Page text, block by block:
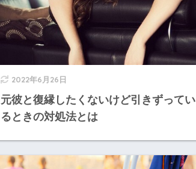
2022年6月26日
元彼と復縁したくないけど引きずってい
るときの対処法とは